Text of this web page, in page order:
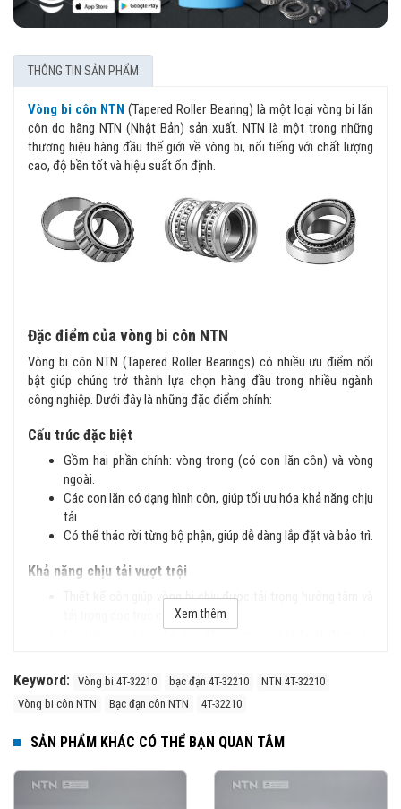
THÔNG TIN SẢN PHẨM
Vòng bi côn NTN (Tapered Roller Bearing) là một loại vòng bi lăn
côn do hãng NTN (Nhật Bản) sản xuất. NTN là một trong những
thương hiệu hàng đầu thế giới về vòng bi, nổi tiếng với chất lượng
cao, độ bền tốt và hiệu suất ổn định.
Đặc điểm của vòng bi côn NTN
Vòng bi côn NTN (Tapered Roller Bearings) có nhiều ưu điểm nổi
bật giúp chúng trở thành lựa chọn hàng đầu trong nhiều ngành
công nghiệp. Dưới đây là những đặc điểm chính:
Cấu trúc đặc biệt
Gồm hai phần chính: vòng trong (có con lăn côn) và vòng
ngoài.
Các con lăn có dạng hình côn, giúp tối ưu hóa khả năng chịu
tải.
Có thể tháo rời từng bộ phận, giúp dễ dàng lắp đặt và bảo trì.
Khả năng chịu tải vượt trội
Thiết kế côn giúp vòng bi chịu được tải trọng hướng tâm và
tải trọng dọc trục cao.
Con lăn côn phân bổ lực đều, giúp vòng bi hoạt động ổn
Độ chính xác và độ bền cao
Sản xuất theo tiêu chuẩn JIS (Nhật Bản) và ISO (Quốc tế),
đảm bảo độ chính xác cao.
Vật liệu chất lượng cao giúp vòng bi có độ cứng lớn, chống
mài mòn tốt và kéo dài tuổi thọ.
Xem thêm
Keyword: Vòng bi 4T-32210 bạc đạn 4T-32210
NTN 4T-32210
Vòng bi côn NTN
Bạc đạn côn NTN 4T-32210
SẢN PHẨM KHÁC CÓ THỂ BẠN QUAN TÂM